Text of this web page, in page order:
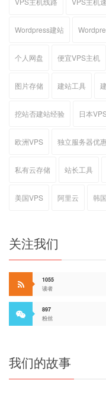
Wordpress建站
个人网盘 便宜VPS主机
图片存储 建站工具
挖站否建站经验 日本
欧洲VPS 独立服务器优
私有云存储 站长工具
美国VPS 阿里云 韩
关注我们
1055
读者
897
粉丝
我们的故事